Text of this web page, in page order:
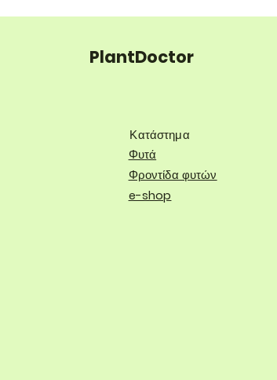
PlantDoctor
Κατάστημα
Φυτά
Φροντίδα φυτών
e-shop